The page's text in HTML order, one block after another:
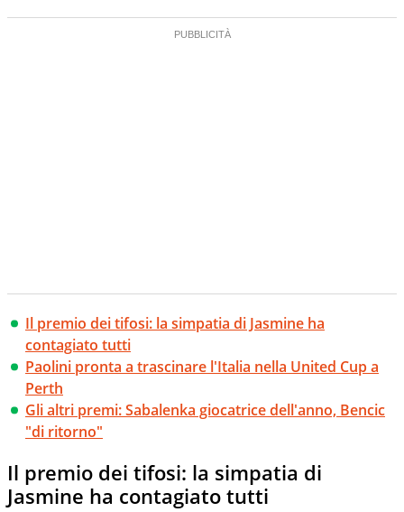
Il premio dei tifosi: la simpatia di Jasmine ha
contagiato tutti
Paolini pronta a trascinare l'Italia nella United Cup a
Perth
Gli altri premi: Sabalenka giocatrice dell'anno, Bencic
"di ritorno"
Il premio dei tifosi: la simpatia di
Jasmine ha contagiato tutti